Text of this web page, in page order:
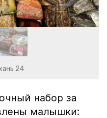
24
набор за
малышки: